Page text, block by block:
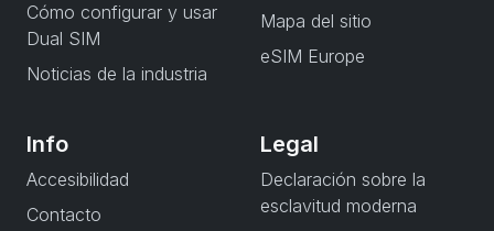
Cómo configurar y usar
Dual SIM
Noticias de la industria
Mapa del sitio
eSIM Europe
Info
Accesibilidad
Contacto
Legal
Declaración sobre la
esclavitud moderna